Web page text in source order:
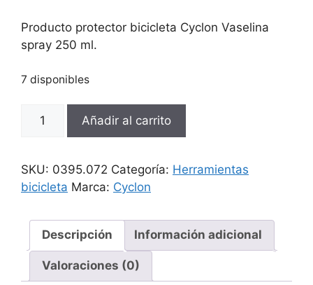
Producto protector bicicleta Cyclon Vaselina
spray 250 ml.
7 disponibles
Cyclon
bicicleta
Vaselina
250
cantidad
Añadir al carrito
SKU: 0395.072 Categoría: Herramientas
bicicleta Marca: Cyclon
Descripción Información adicional
Valoraciones (0)